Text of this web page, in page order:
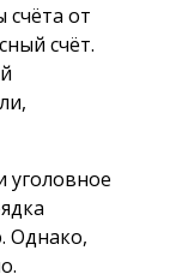
от
счёт.
уголовное
Однако,